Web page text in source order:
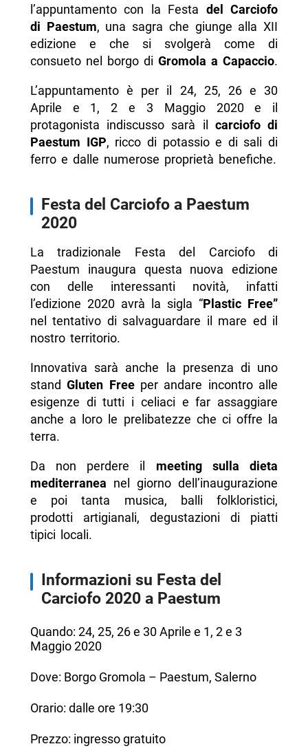
l’appuntamento con la Festa del Carciofo
di Paestum, una sagra che giunge alla XII
edizione e che si svolgerà come di
consueto nel borgo di Gromola a Capaccio.
L’appuntamento è per il 24, 25, 26 e 30
Aprile e 1, 2 e 3 Maggio 2020 e il
protagonista indiscusso sarà il
carciofo di
Paestum IGP, ricco di potassio e di sali di
ferro e dalle numerose proprietà benefiche.
Festa del Carciofo a Paestum
2020
La tradizionale Festa del Carciofo di
Paestum inaugura questa nuova edizione
con delle interessanti novità, infatti
l’edizione 2020 avrà la sigla “Plastic Free”
nel tentativo di salvaguardare il mare ed il
nostro territorio.
Innovativa sarà anche la presenza di uno
standGluten Freeper andare incontro alle
esigenze di tutti i celiaci e far assaggiare
anche a loro le prelibatezze che ci offre la
terra.
Da non perdere il meeting sulla dieta
mediterranea nel giorno dell’inaugurazione
e poi tanta musica, balli folkloristici,
prodotti artigianali, degustazioni di piatti
tipici locali.
Informazioni su Festa del
Carciofo 2020 a Paestum
Quando: 24, 25, 26 e 30 Aprile e 1, 2 e 3
Maggio 2020
Dove: Borgo Gromola – Paestum, Salerno
Orario: dalle ore 19:30
Prezzo: ingresso gratuito